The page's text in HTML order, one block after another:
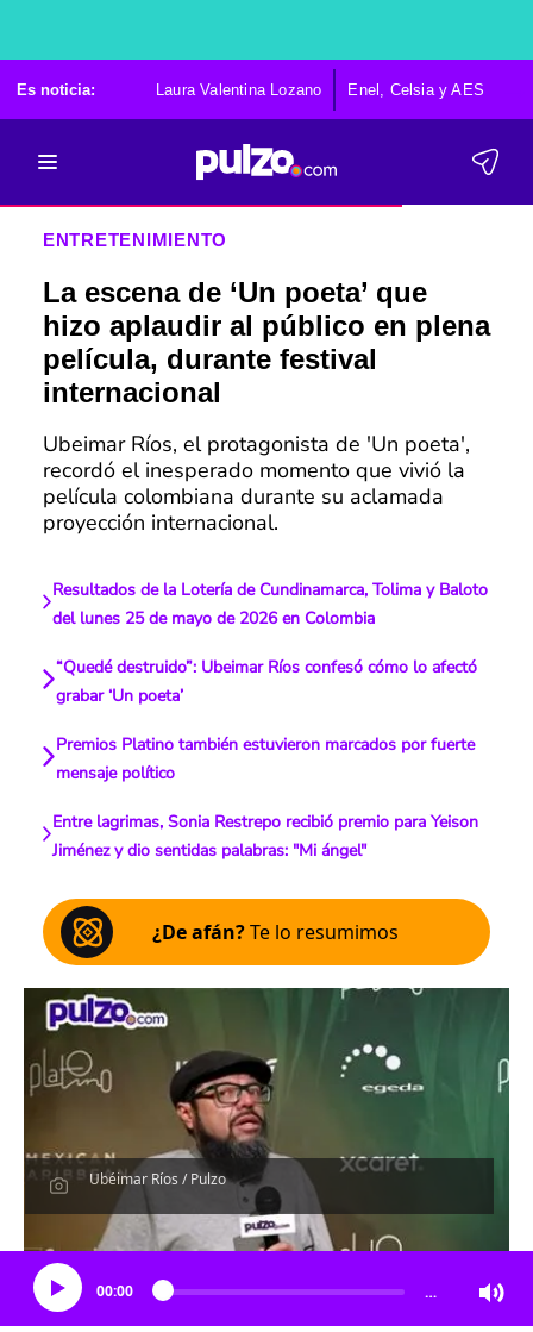
Es noticia: Laura Valentina Lozano Enel, Celsia y AES
ENTRETENIMIENTO
La escena de ‘Un poeta’ que
hizo aplaudir al público en plena
película, durante festival
internacional
Ubeimar Ríos, el protagonista de 'Un poeta',
recordó el inesperado momento que vivió la
película colombiana durante su aclamada
proyección internacional.
Resultados de la Lotería de Cundinamarca, Tolima y Baloto
del lunes 25 de mayo de 2026 en Colombia
“Quedé destruido”: Ubeimar Ríos confesó cómo lo afectó
grabar ‘Un poeta’
Premios Platino también estuvieron marcados por fuerte
mensaje político
Entre lagrimas, Sonia Restrepo recibió premio para Yeison
Jiménez y dio sentidas palabras: "Mi ángel"
¿De afán?Te lo resumimos
Ubéimar Ríos / Pulzo
Escucha el artículo
00:00 …